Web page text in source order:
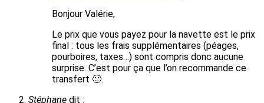
Bonjour Valérie,
Le prix que vous payez pour la navette est le prix
final : tous les frais supplémentaires (péages,
pourboires, taxes…) sont compris donc aucune
surprise. C’est pour ça que l’on recommande ce
transfert 🙂.
Stéphane dit :